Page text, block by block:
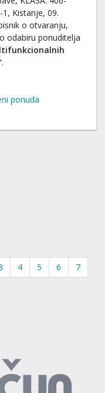
1, Kistanje, 09.
o otvaranju,
odabiru ponuditelja
.
ponuda
4 5 6
7